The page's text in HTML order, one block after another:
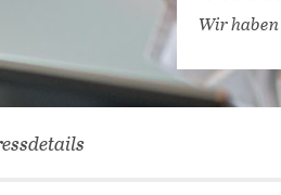
VERNETZEN: WIR FÜR SIE
Wir